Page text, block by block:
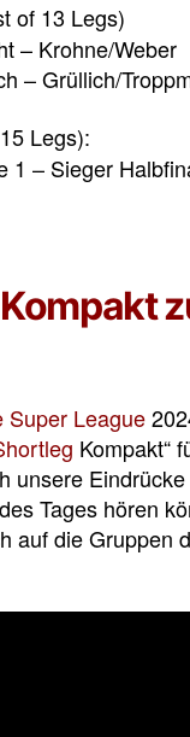
of 13 Legs)
– Krohne/Weber
– Grüllich/
Legs):
1 – Sieger
Super League
Kompakt“
unsere
Tages hören
auf die Gruppen